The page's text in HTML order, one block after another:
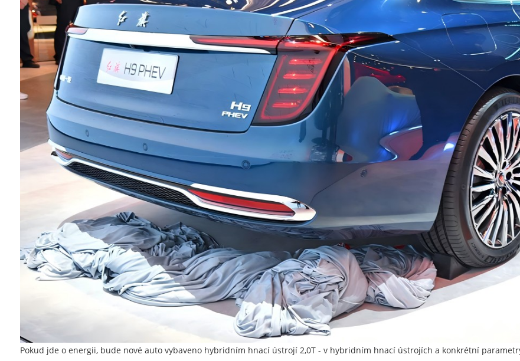
Pokud jde o energii, bude nové auto vybaveno hybridním hnací ústrojí 2,0T - v hybridním hnací ústrojích a konkrétní